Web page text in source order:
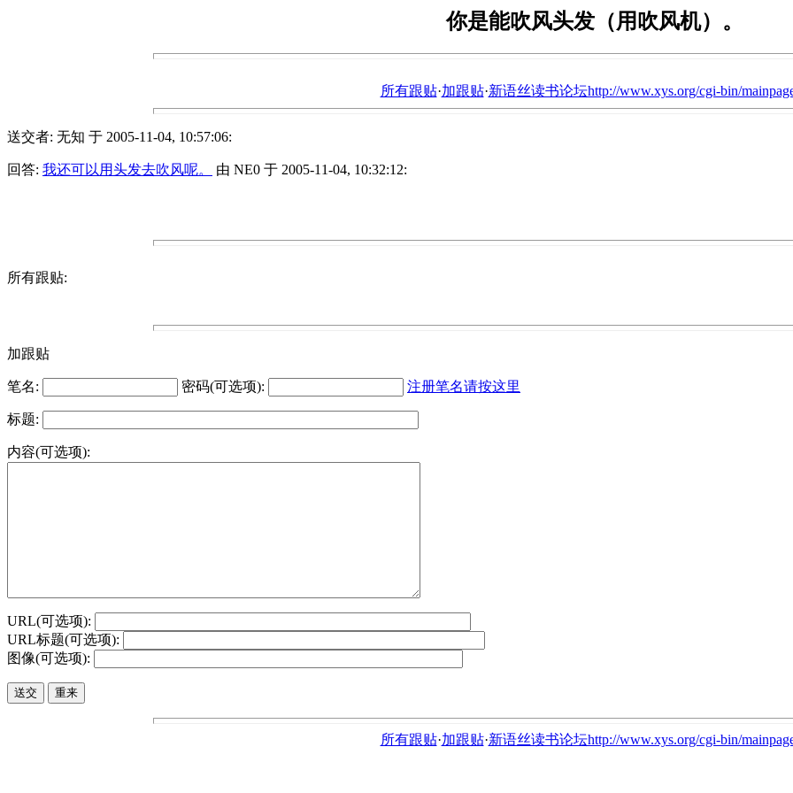
你是能吹风头发（用吹风机）。
所有跟贴·加跟贴·新语丝读书论坛http://www.xys.org/cgi-bin/
送交者: 无知 于 2005-11-04, 10:57:06:
回答: 我还可以用头发去吹风呢。 由 NE0 于 2005-11-04, 10:32:12:
所有跟贴:
加跟贴
笔名: 密码(可选项): 注册笔名请按这里
标题:
内容(可选项):
URL(可选项):
URL标题(可选项):
图像(可选项):
所有跟贴·加跟贴·新语丝读书论坛http://www.xys.org/cgi-bin/